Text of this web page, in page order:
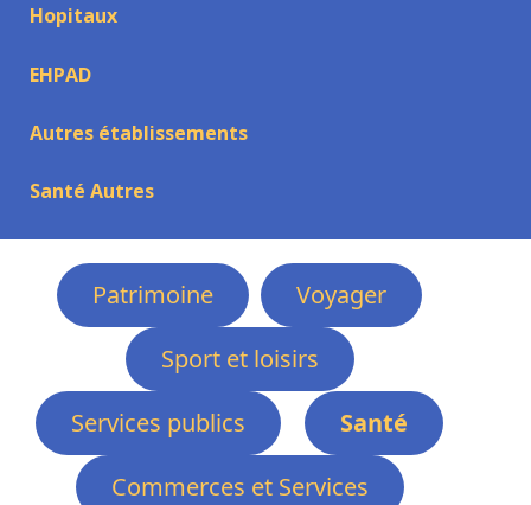
Hopitaux
EHPAD
Autres établissements
Santé Autres
Patrimoine
Voyager
Sport et loisirs
Services publics
Santé
Commerces et Services